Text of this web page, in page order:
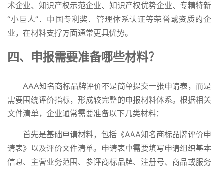
术企业、知识产权示范企业、知识产权优势企业、专精特新
“小巨人”、中国专利奖、管理体系认证等荣誉或资质的企
业，在材料支撑方面通常更具优势。
四、申报需要准备哪些材料？
AAA知名商标品牌评价不是简单提交一张申请表，而是
需要围绕评价指标，形成较完整的申报材料体系。根据相关
文件清单，企业通常需要准备以下几类材料：
首先是基础申请材料，包括《AAA知名商标品牌评价申
请表》以及评价文件清单。申请表中需要填写申请组织基本
信息、主营业务范围、参评商标品牌、注册号、商品或服务